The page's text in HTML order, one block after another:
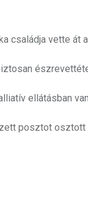
családja vette át
ellátásban
posztot